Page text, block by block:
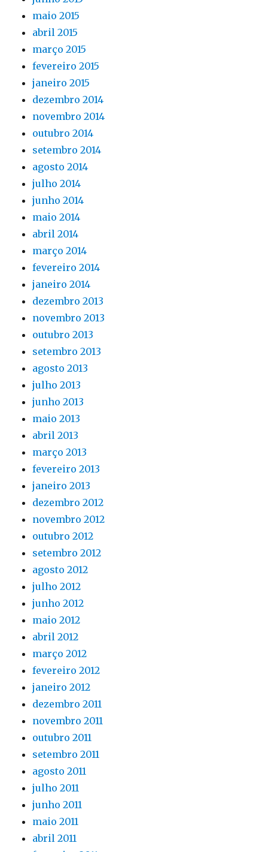
maio 2015
abril 2015
março 2015
fevereiro 2015
janeiro 2015
dezembro 2014
novembro 2014
outubro 2014
setembro 2014
agosto 2014
julho 2014
junho 2014
maio 2014
abril 2014
março 2014
fevereiro 2014
janeiro 2014
dezembro 2013
novembro 2013
outubro 2013
setembro 2013
agosto 2013
julho 2013
junho 2013
maio 2013
abril 2013
março 2013
fevereiro 2013
janeiro 2013
dezembro 2012
novembro 2012
outubro 2012
setembro 2012
agosto 2012
julho 2012
junho 2012
maio 2012
abril 2012
março 2012
fevereiro 2012
janeiro 2012
dezembro 2011
novembro 2011
outubro 2011
setembro 2011
agosto 2011
julho 2011
junho 2011
maio 2011
abril 2011